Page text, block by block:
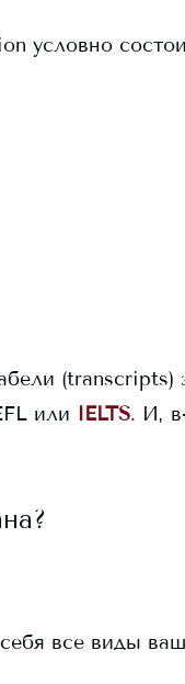
условно
(transcripts)
или IELTS. И,
все виды